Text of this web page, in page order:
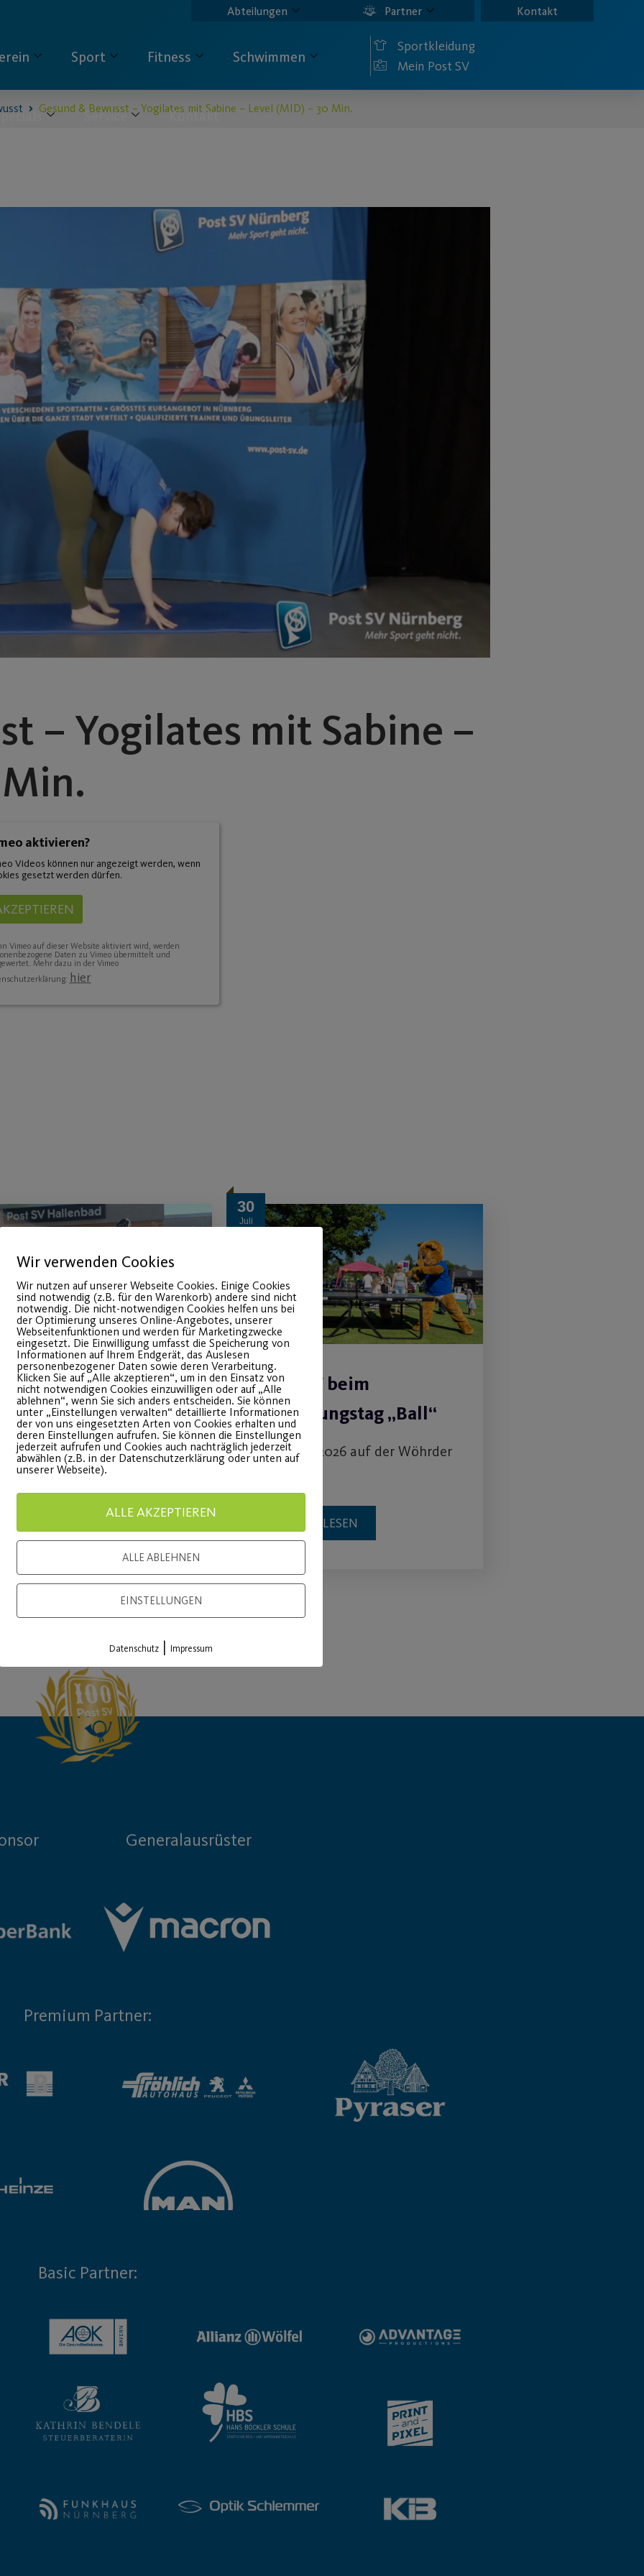
Abteilungen Partner Kontakt
Sport Fitness Schwimmen
Service Kontakt
Sportkleidung
Mein Post SV
Gesund & Bewusst – Yogilates mit Sabine – Level (MID) – 30 Min.
– Yogilates mit Sabine –
aktivieren?
Videos können nur angezeigt werden, wenn
gesetzt werden dürfen.
Vimeo auf dieser Website aktiviert wird, werden
Daten zu Vimeo übermittelt und
Mehr dazu in der Vimeo
hier
auf zwei
vom 30.07. -
Tour, coole Truppe
30
Juli
Post SV beim
Bewegungstag „Ball“
am 16.08.2026 auf der Wöhrder
WEITERLESEN
Generalausrüster
Premium Partner:
Basic Partner:
Wir verwenden Cookies
Wir nutzen auf unserer Webseite Cookies. Einige Cookies
sind notwendig (z.B. für den Warenkorb) andere sind nicht
notwendig. Die nicht-notwendigen Cookies helfen uns bei
der Optimierung unseres Online-Angebotes, unserer
Webseitenfunktionen und werden für Marketingzwecke
eingesetzt. Die Einwilligung umfasst die Speicherung von
Informationen auf Ihrem Endgerät, das Auslesen
personenbezogener Daten sowie deren Verarbeitung.
Klicken Sie auf „Alle akzeptieren“, um in den Einsatz von
nicht notwendigen Cookies einzuwilligen oder auf „Alle
ablehnen“, wenn Sie sich anders entscheiden. Sie können
unter „Einstellungen verwalten“ detaillierte Informationen
der von uns eingesetzten Arten von Cookies erhalten und
deren Einstellungen aufrufen. Sie können die Einstellungen
jederzeit aufrufen und Cookies auch nachträglich jederzeit
abwählen (z.B. in der Datenschutzerklärung oder unten auf
unserer Webseite).
ALLE AKZEPTIEREN
ALLE ABLEHNEN
EINSTELLUNGEN
Datenschutz | Impressum